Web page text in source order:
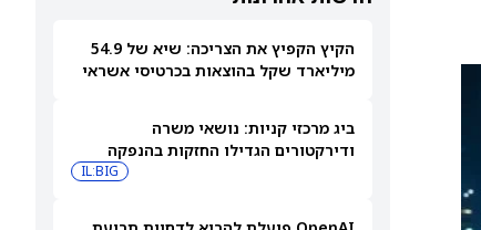
הקיץ הקפיץ את הצריכה: שיא של 54.9
מיליארד שקל בהוצאות בכרטיסי אשראי
ביג מרכזי קניות: נושאי משרה
ודירקטורים הגדילו החזקות בהנפקה
IL:BIG